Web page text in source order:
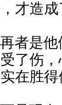
才造成
者是他
了伤
在胜得